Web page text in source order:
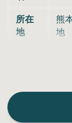
所在
地
熊
地